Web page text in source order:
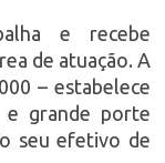
e recebe
de atuação. A
– estabelece
e grande porte
seu efetivo de